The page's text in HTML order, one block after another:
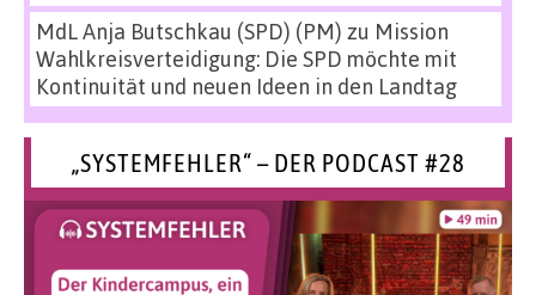
MdL Anja Butschkau (SPD) (PM) zu Mission
Wahlkreisverteidigung: Die SPD möchte mit
Kontinuität und neuen Ideen in den Landtag
„SYSTEMFEHLER“ – DER PODCAST #28